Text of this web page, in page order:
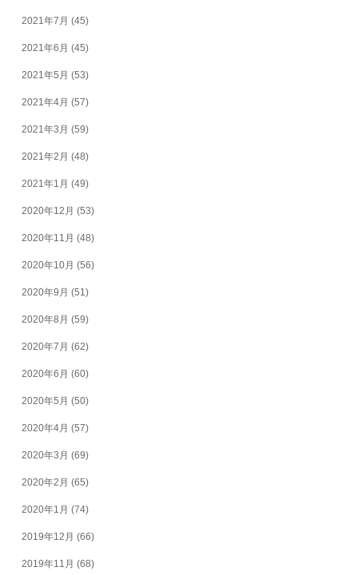
2021年7月 (45)
2021年6月 (45)
2021年5月 (53)
2021年4月 (57)
2021年3月 (59)
2021年2月 (48)
2021年1月 (49)
2020年12月 (53)
2020年11月 (48)
2020年10月 (56)
2020年9月 (51)
2020年8月 (59)
2020年7月 (62)
2020年6月 (60)
2020年5月 (50)
2020年4月 (57)
2020年3月 (69)
2020年2月 (65)
2020年1月 (74)
2019年12月 (66)
2019年11月 (68)